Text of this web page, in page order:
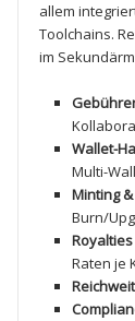
allem
Toolchains.
im
Wallet-
Multi-
Minting
Burn/
Raten je